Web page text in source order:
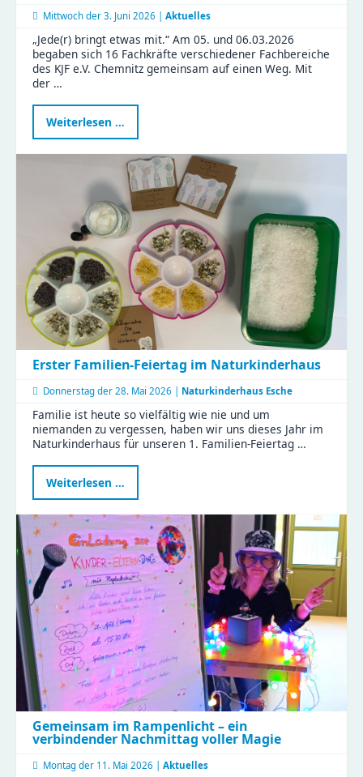
Mittwoch der 3. Juni 2026 | Aktuelles
„Jede(r) bringt etwas mit.“ Am 05. und 06.03.2026
begaben sich 16 Fachkräfte verschiedener Fachbereiche
des KJF e.V. Chemnitz gemeinsam auf einen Weg. Mit
der …
Weiterlesen …
Fortbildung
stärkt
Familienrat
in
Chemnitz
–
KJF-
Fachkräfte
starten
weiter
durch
Erster Familien-Feiertag im Naturkinderhaus
Donnerstag der 28. Mai 2026 | Naturkinderhaus Esche
Familie ist heute so vielfältig wie nie und um
niemanden zu vergessen, haben wir uns dieses Jahr im
Naturkinderhaus für unseren 1. Familien-Feiertag …
Weiterlesen …
Familien-
Feiertag
Naturkinderhaus
Gemeinsam im Rampenlicht – ein
verbindender Nachmittag voller Magie
Montag der 11. Mai 2026 | Aktuelles